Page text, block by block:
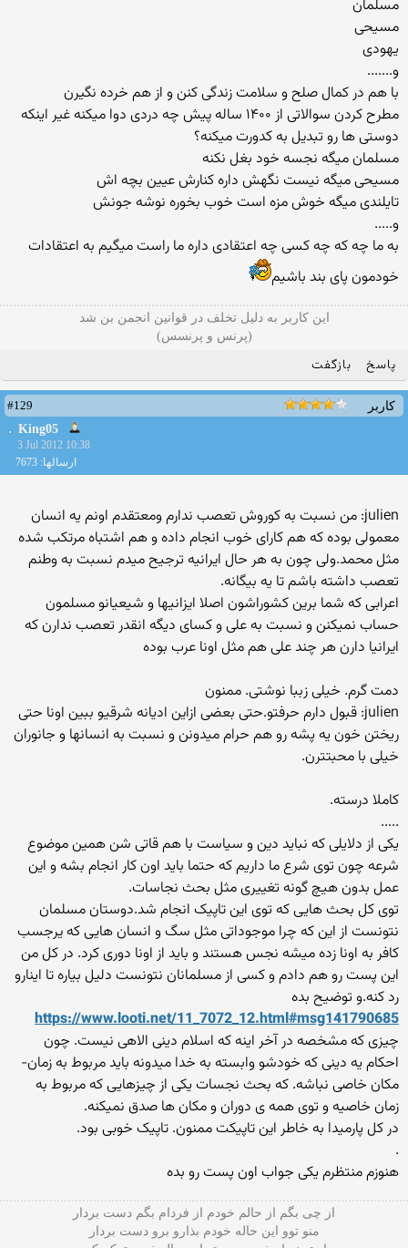
مسلمان
مسیحی
یهودی
و.......
با هم در کمال صلح و سلامت زندگی کنن و از هم خرده نگیرن
مطرح کردن سوالاتی از ۱۴۰۰ ساله پیش چه دردی دوا میکنه غیر اینکه
دوستی ها رو تبدیل به کدورت میکنه؟
مسلمان میگه نجسه خود بغل نکنه
مسیحی میگه نیست نگهش داره کنارش عیین بچه اش
تایلندی میگه خوش مزه است خوب بخوره نوشه جونش
و.....
به ما چه که چه کسی چه اعتقادی داره ما راست میگیم به اعتقادات
خودمون پای بند باشیم
این کاربر به دلیل تخلف در قوانین انجمن بن شد
(پرنس و پرنسس)
پاسخ بازگفت
کاربر
#129
King05
3 Jul 2012 10:38
ارسالها: 7673
julien: من نسبت به کوروش تعصب ندارم ومعتقدم اونم یه انسان
معمولی بوده که هم کارای خوب انجام داده و هم اشتباه مرتکب شده
مثل محمد.ولی چون به هر حال ایرانیه ترجیح میدم نسبت به وطنم
تعصب داشته باشم تا یه بیگانه.
اعرابی که شما برین کشوراشون اصلا ایزانیها و شیعیانو مسلمون
حساب نمیکنن و نسبت به علی و کسای دیگه انقدر تعصب ندارن که
ایرانیا دارن هر چند علی هم مثل اونا عرب بوده
دمت گرم. خیلی زببا نوشتی. ممنون
julien: قبول دارم حرفتو.حتی بعضی ازاین ادیانه شرقیو ببین اونا حتی
ریختن خون یه پشه رو هم حرام میدونن و نسبت به انسانها و جانوران
خیلی با محبتترن.
کاملا درسته.
.....
یکی از دلایلی که نباید دین و سیاست با هم قاتی شن همین موضوع
شرعه چون توی شرع ما داریم که حتما باید اون کار انجام بشه و این
عمل بدون هیچ گونه تغییری مثل بحث نجاسات.
توی کل بحث هایی که توی این تاپیک انجام شد.دوستان مسلمان
نتونست از این که چرا موجوداتی مثل سگ و انسان هایی که یرجسب
کافر به اونا زده میشه نجس هستند و باید از اونا دوری کرد. در کل من
این پست رو هم دادم و کسی از مسلمانان نتونست دلیل بیاره تا اینارو
رد کنه.و توضیح بده
https://www.looti.net/11_7072_12.html#msg141790685
چیزی که مشخصه در آخر اینه که اسلام دینی الاهی نیست. چون
احکام یه دینی که خودشو وابسته به خدا میدونه باید مربوط به زمان-
مکان خاصی نباشه. که بحث نجسات یکی از چیزهایی که مربوط به
زمان خاصیه و توی همه ی دوران و مکان ها صدق نمیکنه.
در کل پارمیدا به خاطر این تاپیکت ممنون. تاپیک خوبی بود.
.
هنوزم منتظرم یکی جواب اون پست رو بده
از چی بگم از حالم خودم از فردام بگم دست بردار
منو توو این حاله خودم بذارو برو دست بردار